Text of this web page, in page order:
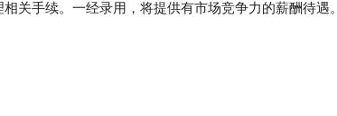
关手续。一经录用，将提供有市场竞争力的薪酬待遇。